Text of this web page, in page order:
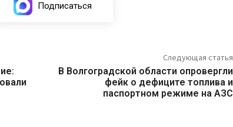
Подписаться
Следующая статья
В Волгоградской области опровергли
фейк о дефиците топлива и
паспортном режиме на АЗС